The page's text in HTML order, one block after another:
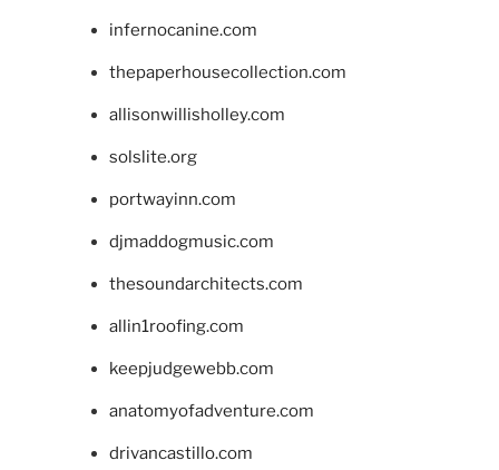
infernocanine.com
thepaperhousecollection.com
allisonwillisholley.com
solslite.org
portwayinn.com
djmaddogmusic.com
thesoundarchitects.com
allin1roofing.com
keepjudgewebb.com
anatomyofadventure.com
drivancastillo.com